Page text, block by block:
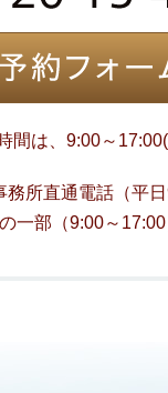
間は、9:00～
所直通電話（平
一部（9:00～17:00